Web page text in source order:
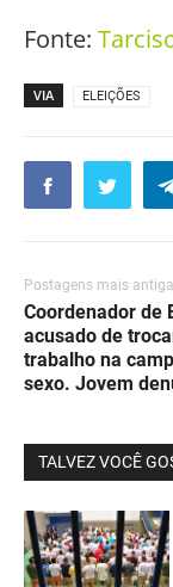
Fonte:
VIA ELEIÇÕES
Postagens mais
Coordenador de
acusado de
trabalho na
sexo. Jovem
TALVEZ VOCÊ